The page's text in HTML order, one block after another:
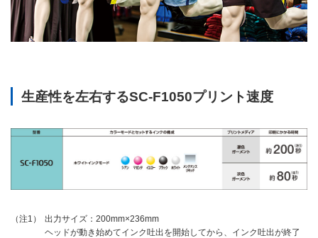
生産性を左右するSC-F1050プリント速度
（注1）
出力サイズ：200mm×236mm
ヘッドが動き始めてインク吐出を開始してから、インク吐出が終了